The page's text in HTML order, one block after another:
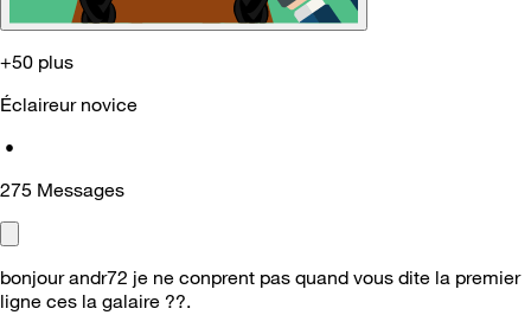
+50 plus
Éclaireur novice
•
275 Messages
bonjour andr72 je ne conprent pas quand vous dite la premier
ligne ces la galaire ??.